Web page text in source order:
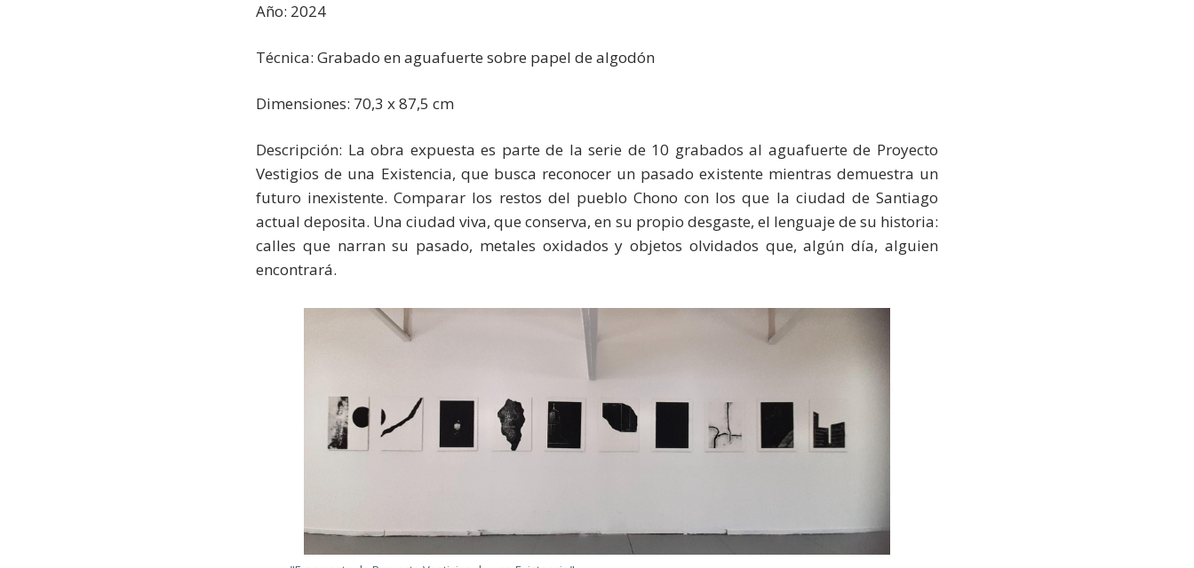
Año: 2024
Técnica: Grabado en aguafuerte sobre papel de algodón
Dimensiones: 70,3 x 87,5 cm
Descripción: La obra expuesta es parte de la serie de 10 grabados al aguafuerte de Proyecto
Vestigios de una Existencia, que busca reconocer un pasado existente mientras demuestra un
futuro inexistente. Comparar los restos del pueblo Chono con los que la ciudad de Santiago
actual deposita. Una ciudad viva, que conserva, en su propio desgaste, el lenguaje de su historia:
calles que narran su pasado, metales oxidados y objetos olvidados que, algún día, alguien
encontrará.